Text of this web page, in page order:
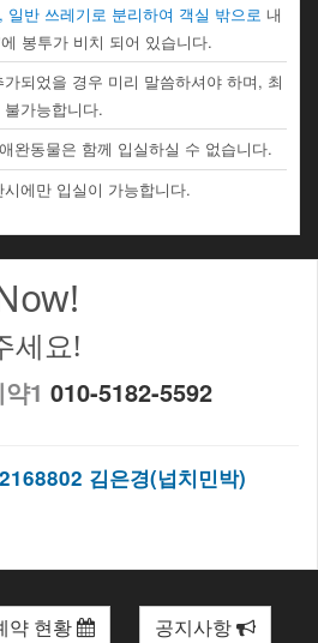
일반 쓰레기로 분리하여 객실 밖으로 내
봉투가 비치 되어 있습니다.
되었을 경우 미리 말씀하셔야 하며, 최
가능합니다.
완동물은 함께 입실하실 수 없습니다.
에만 입실이 가능합니다.
세요!
1 010-5182-5592
김은경(넙치민박)
약 현황 공지사항